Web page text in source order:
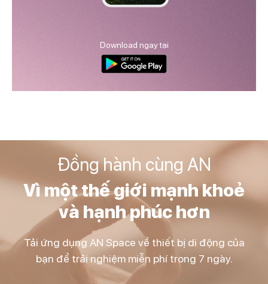
Download ngay tại
Đồng hành cùng AN
Vì một thế giới mạnh khoẻ
và hạnh phúc hơn
Tải ứng dụng AN Space về thiết bị di động của
bạn để trải nghiệm miễn phí trong 7 ngày.